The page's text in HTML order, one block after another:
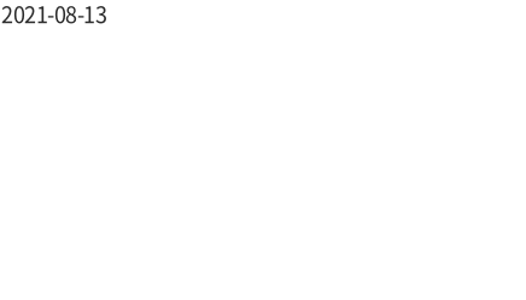
2021-08-13